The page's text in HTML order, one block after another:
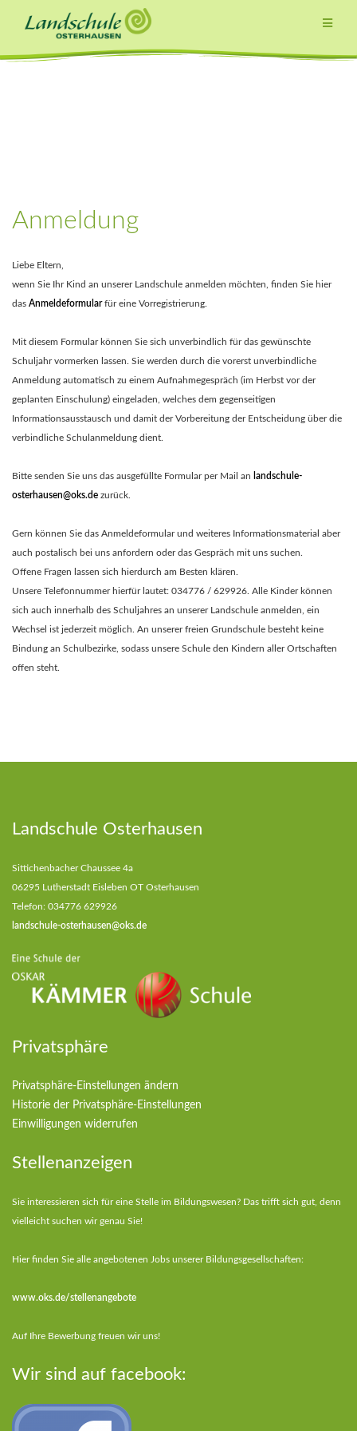
Inhalt
Anmeldung
Liebe Eltern,
wenn Sie Ihr Kind an unserer Landschule anmelden möchten, finden Sie hier
das Anmeldeformularfür eine Vorregistrierung.
Mit diesem Formular können Sie sich unverbindlich für das gewünschte
Schuljahr vormerken lassen. Sie werden durch die vorerst unverbindliche
Anmeldung automatisch zu einem Aufnahmegespräch (im Herbst vor der
geplanten Einschulung) eingeladen, welches dem gegenseitigen
Informationsausstausch und damit der Vorbereitung der Entscheidung über die
verbindliche Schulanmeldung dient.
Bitte senden Sie uns das ausgefüllte Formular per Mail an landschule-
osterhausen@oks.de zurück.
Gern können Sie das Anmeldeformular und weiteres Informationsmaterial aber
auch postalisch bei uns anfordern oder das Gespräch mit uns suchen.
Offene Fragen lassen sich hierdurch am Besten klären.
Unsere Telefonnummer hierfür lautet: 034776 / 629926. Alle Kinder können
sich auch innerhalb des Schuljahres an unserer Landschule anmelden, ein
Wechsel ist jederzeit möglich. An unserer freien Grundschule besteht keine
Bindung an Schulbezirke, sodass unsere Schule den Kindern aller Ortschaften
offen steht.
Landschule Osterhausen
Sittichenbacher Chaussee 4a
06295 Lutherstadt Eisleben OT Osterhausen
Telefon: 034776 629926
landschule-osterhausen@oks.de
Privatsphäre
Privatsphäre-Einstellungen ändern
Historie der Privatsphäre-Einstellungen
Einwilligungen widerrufen
Stellenanzeigen
Sie interessieren sich für eine Stelle im Bildungswesen? Das trifft sich gut, denn
vielleicht suchen wir genau Sie!
Hier finden Sie alle angebotenen Jobs unserer Bildungsgesellschaften:
www.oks.de/stellenangebote
Auf Ihre Bewerbung freuen wir uns!
Wir sind auf facebook: